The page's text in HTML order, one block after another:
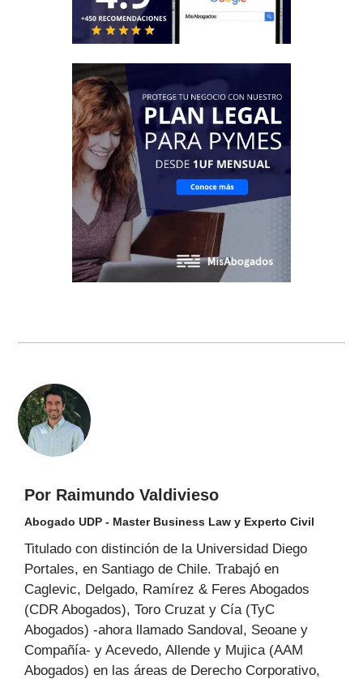
Por Raimundo Valdivieso
Abogado UDP - Master Business Law y Experto Civil
Titulado con distinción de la Universidad Diego
Portales, en Santiago de Chile. Trabajó en
Caglevic, Delgado, Ramírez & Feres Abogados
(CDR Abogados), Toro Cruzat y Cía (TyC
Abogados) -ahora llamado Sandoval, Seoane y
Compañía- y Acevedo, Allende y Mujica (AAM
Abogados) en las áreas de Derecho Corporativo,